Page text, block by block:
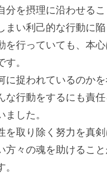
分を摂理に沿わせる
まい利己的な行動に
を行っていても、本
。
に捉われているのか
な行動をするにも責
ました。
を取り除く努力を真
方々の魂を助けるこ